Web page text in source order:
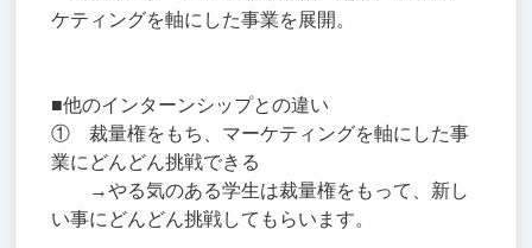
ケティングを軸にした事業を展開。
■他のインターンシップとの違い
① 裁量権をもち、マーケティングを軸にした事
業にどんどん挑戦できる
→やる気のある学生は裁量権をもって、新し
い事にどんどん挑戦してもらいます。